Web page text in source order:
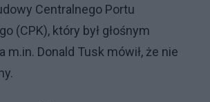
Centralnego Portu
(CPK), który był głośnym
m.in. Donald Tusk mówił, że nie